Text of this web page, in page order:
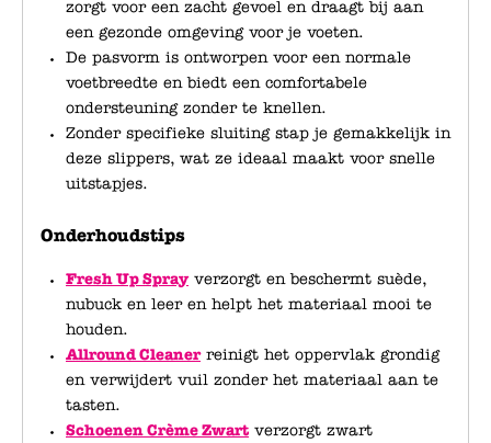
zorgt voor een zacht gevoel en draagt bij aan
een gezonde omgeving voor je voeten.
De pasvorm is ontworpen voor een normale
voetbreedte en biedt een comfortabele
ondersteuning zonder te knellen.
Zonder specifieke sluiting stap je gemakkelijk in
deze slippers, wat ze ideaal maakt voor snelle
uitstapjes.
Onderhoudstips
Fresh Up Sprayverzorgt en beschermt suède,
nubuck en leer en helpt het materiaal mooi te
houden.
Allround Cleanerreinigt het oppervlak grondig
en verwijdert vuil zonder het materiaal aan te
tasten.
Schoenen Crème Zwart verzorgt zwart